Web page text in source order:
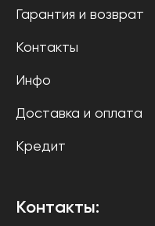
Гарантия и возврат
Контакты
Инфо
Доставка и оплата
Кредит
Контакты: